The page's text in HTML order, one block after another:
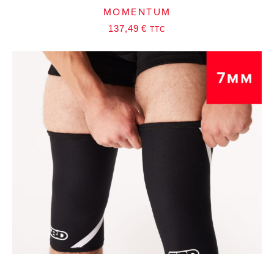
MOMENTUM
137,49€ TTC